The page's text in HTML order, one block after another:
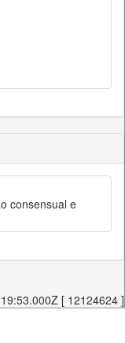
consensual e
[ 12124624 ]